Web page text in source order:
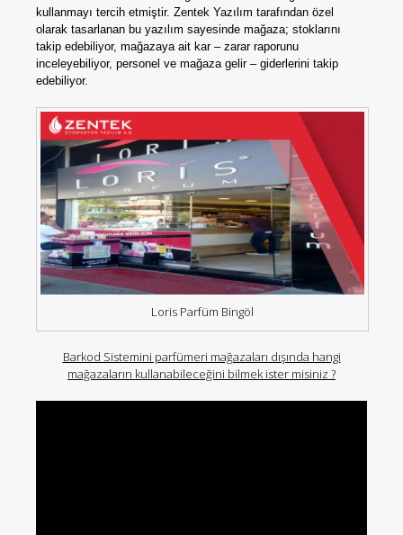
kullanmayı tercih etmiştir. Zentek Yazılım tarafından özel
olarak tasarlanan bu yazılım sayesinde mağaza; stoklarını
takip edebiliyor, mağazaya ait kar – zarar raporunu
inceleyebiliyor, personel ve mağaza gelir – giderlerini takip
edebiliyor.
Loris Parfüm Bingöl
Barkod Sistemini parfümeri mağazaları dışında hangi
mağazaların kullanabileceğini bilmek ister misiniz ?